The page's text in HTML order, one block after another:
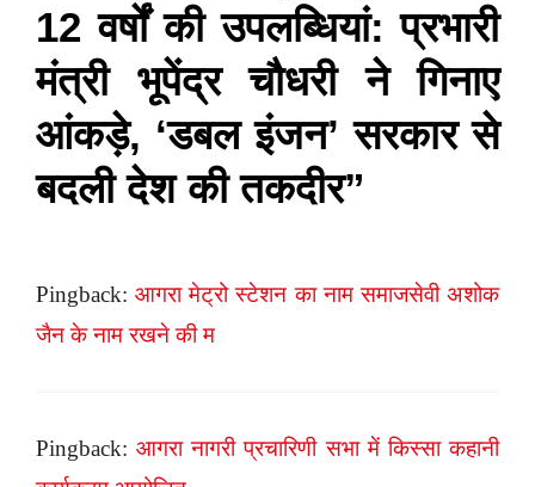
12 वर्षों की उपलब्धियां: प्रभारी
मंत्री भूपेंद्र चौधरी ने गिनाए
आंकड़े, ‘डबल इंजन’ सरकार से
बदली देश की तकदीर”
Pingback:आगरा मेट्रो स्टेशन का नाम समाजसेवी अशोक
जैन के नाम रखने की म
Pingback:आगरा नागरी प्रचारिणी सभा में किस्सा कहानी